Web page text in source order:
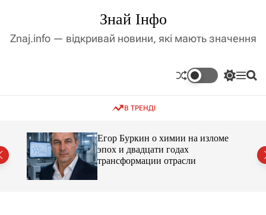
д
і
с
Знай Інфо
Znaj.info — відкривай новини, які мають значення
П
к
М П
В ТРЕНДІ
Егор Буркин о химии на изломе
эпох и двадцати годах
трансформации отрасли